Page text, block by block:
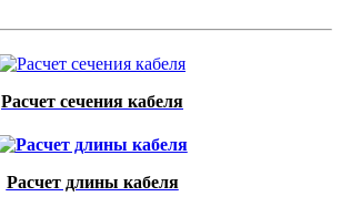
Расчет сечения кабеля
Расчет длины кабеля